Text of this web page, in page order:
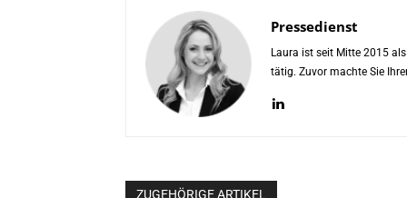
Pressedienst
Laura ist seit Mitte 2015
tätig. Zuvor machte Sie
ZUGEHÖRIGE ARTIKEL